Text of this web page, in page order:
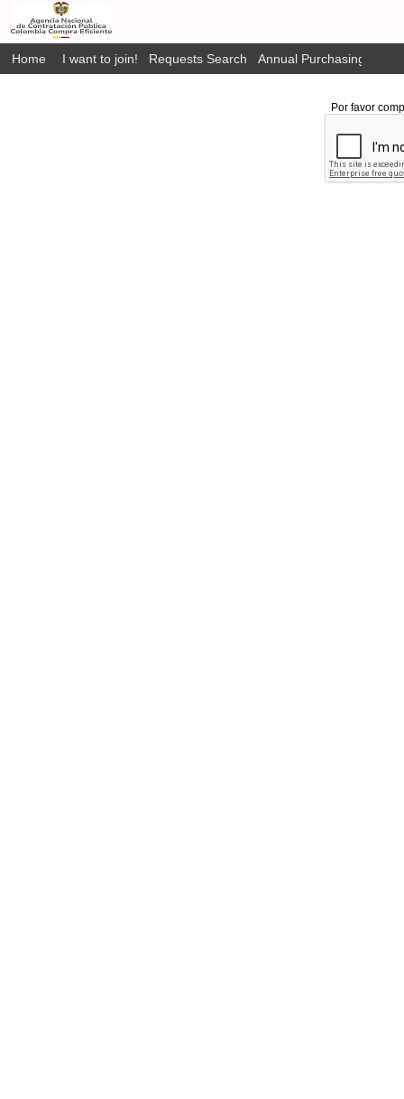
Home I want to join! Requests Search Annual Purchasing Plan
Por favor